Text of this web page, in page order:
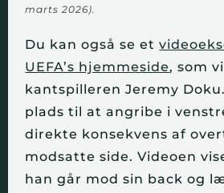
marts 2026).
Du kan også se et
UEFA’s hjemmeside, som
kantspilleren Jeremy
plads til at angribe i
direkte konsekvens af
modsatte side. Videoen
han går mod sin back og